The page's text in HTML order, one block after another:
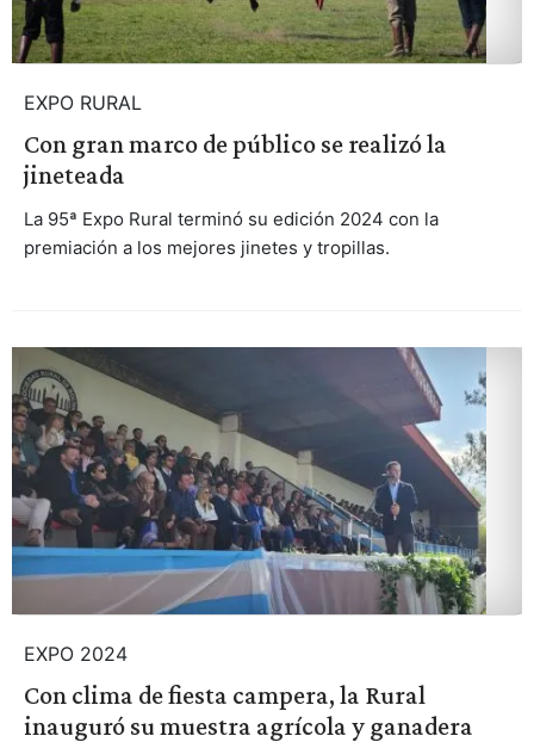
EXPO RURAL
Con gran marco de público se realizó la
jineteada
La 95ª Expo Rural terminó su edición 2024 con la
premiación a los mejores jinetes y tropillas.
EXPO 2024
Con clima de fiesta campera, la Rural
inauguró su muestra agrícola y ganadera